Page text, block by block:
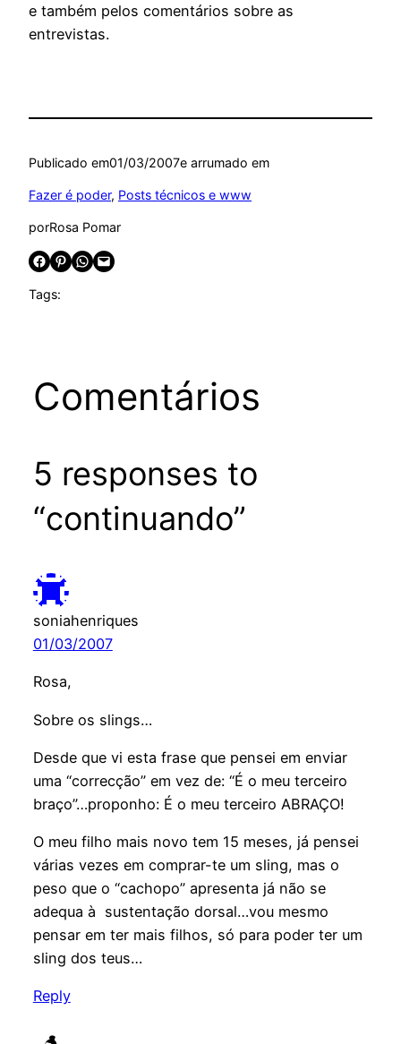
e também pelos comentários sobre as
entrevistas.
Publicado em01/03/2007e arrumado em
Fazer é poder, Posts técnicos e www
porRosa Pomar
Share on Facebook Share on Pinterest Share on WhatsApp Email this Page
Tags:
Comentários
5 responses to
“continuando”
soniahenriques
01/03/2007
Rosa,
Sobre os slings…
Desde que vi esta frase que pensei em enviar
uma “correcção” em vez de: “É o meu terceiro
braço”…proponho: É o meu terceiro ABRAÇO!
O meu filho mais novo tem 15 meses, já pensei
várias vezes em comprar-te um sling, mas o
peso que o “cachopo” apresenta já não se
adequa à sustentação dorsal…vou mesmo
pensar em ter mais filhos, só para poder ter um
sling dos teus…
Reply